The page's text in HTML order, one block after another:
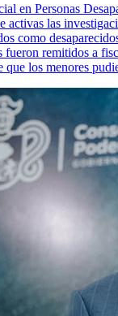
en Personas
activas las
como
fueron remitidos a
los menores